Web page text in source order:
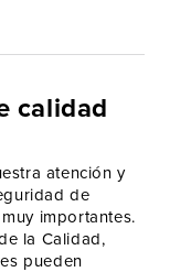
calidad
atención y
de
importantes.
la Calidad,
pueden